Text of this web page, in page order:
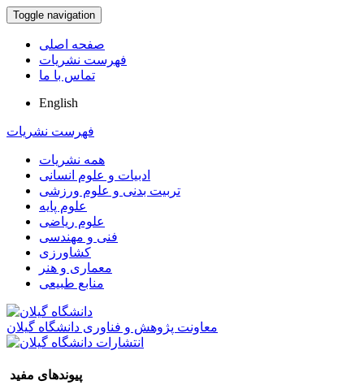
Toggle navigation
صفحه اصلی
فهرست نشریات
تماس با ما
English
فهرست نشریات
همه نشریات
ادبیات و علوم انسانی
تربیت بدنی و علوم ورزشی
علوم پایه
علوم ریاضی
فنی و مهندسی
کشاورزی
معماری و هنر
منابع طبیعی
معاونت پژوهش و فناوری دانشگاه گیلان
پیوندهای مفید